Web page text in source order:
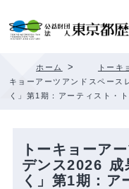
ホーム > トーキ
キョーアーツアンドスペー
く」第1期：アーティスト・
トーキョーア
デンス2026 成
く」第1期：